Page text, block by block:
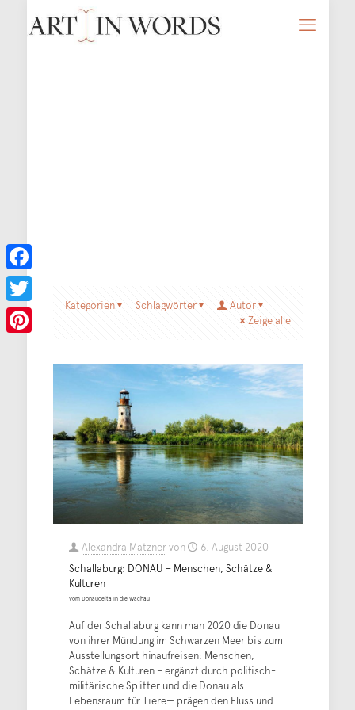
Kategorien Schlagwörter
Autor
Zeige alle
Alexandra Matznervon
6. August 2020
Schallaburg: DONAU – Menschen, Schätze &
Kulturen
Vom Donaudelta in die Wachau
Auf der Schallaburg kann man 2020 die Donau
von ihrer Mündung im Schwarzen Meer bis zum
Ausstellungsort hinaufreisen: Menschen,
Schätze & Kulturen – ergänzt durch politisch-
militärische Splitter und die Donau als
Lebensraum für Tiere— prägen den Fluss und
Facebook
Twitter